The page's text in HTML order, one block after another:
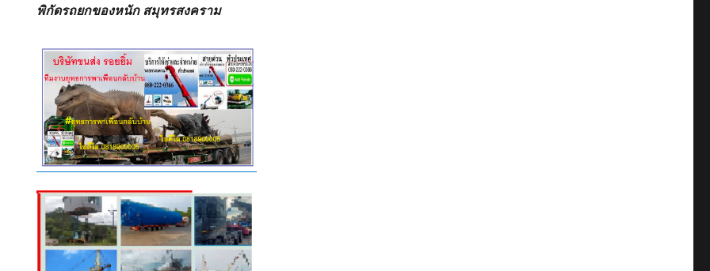
พิกัดรถยกของหนัก สมุทรสงคราม